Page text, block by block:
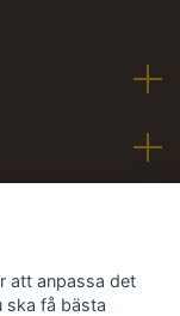
att anpassa det
ska få bästa